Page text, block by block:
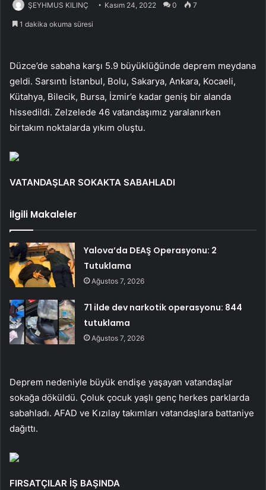
ŞEYHMUS KILINÇ Kasım 24, 2022 0 7
1 dakika okuma süresi
Düzce’de sabaha karşı 5.9 büyüklüğünde deprem meydana
geldi. Sarsıntı İstanbul, Bolu, Sakarya, Ankara, Kocaeli,
Kütahya, Bilecik, Bursa, İzmir’e kadar geniş bir alanda
hissedildi. Zelzelede 46 vatandaşımız yaralanırken
birtakım noktalarda yıkım oluştu.
VATANDAŞLAR SOKAKTA SABAHLADI
İlgili Makaleler
Yalova’da DEAŞ Operasyonu: 2
Tutuklama
Ağustos 7, 2026
71 ilde dev narkotik operasyonu: 844
tutuklama
Ağustos 7, 2026
Deprem nedeniyle büyük endişe yaşayan vatandaşlar
sokağa döküldü. Çoluk çocuk yaşlı genç herkes parklarda
sabahladı. AFAD ve Kızılay takımları vatandaşlara battaniye
dağıttı.
FIRSATÇILAR İŞ BAŞINDA